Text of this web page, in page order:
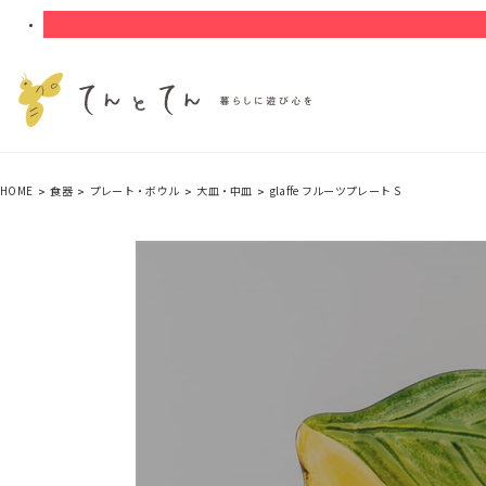
HOME 食器 プレート・ボウル 大皿・中皿 glaffe フルーツプレート S